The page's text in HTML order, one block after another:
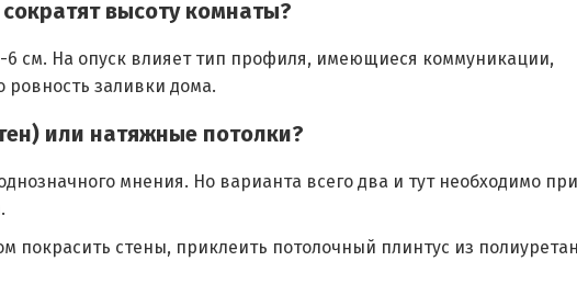
высоту комнаты?
6 см. На опуск влияет тип профиля, имеющиеся коммуникации,
ровность заливки дома.
или натяжные потолки?
мнения. Но варианта всего два и тут необходимо
покрасить стены, приклеить потолочный плинтус из